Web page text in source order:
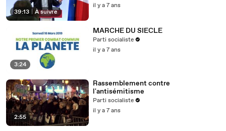
39:13 À suivre
il y a 7 ans
3:24
MARCHE DU SIECLE
Parti socialiste
il y a 7 ans
2:55
Rassemblement contre
l'antisémitisme
Parti socialiste
il y a 7 ans